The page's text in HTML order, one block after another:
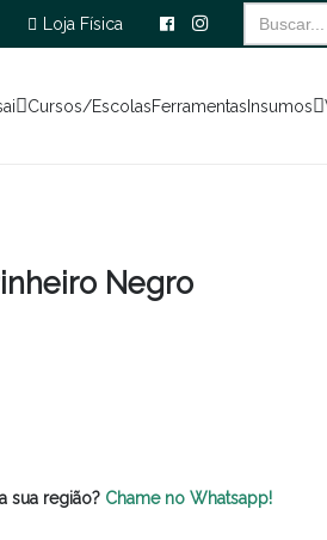
Loja Física
Search
for:
Cursos/EscolasFerramentasInsumos
Negro
sua região? Chame no Whatsapp!